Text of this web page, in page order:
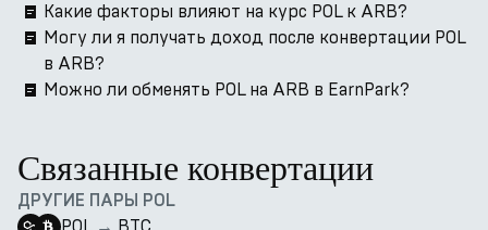
Какие факторы влияют на курс POL к ARB?
Могу ли я получать доход после конвертации POL
в ARB?
Можно ли обменять POL на ARB в EarnPark?
Связанные конвертации
ДРУГИЕ ПАРЫ POL